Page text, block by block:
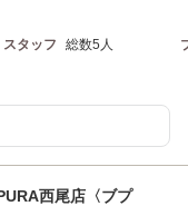
スタッフ 総数5人
西尾店〈ブプ